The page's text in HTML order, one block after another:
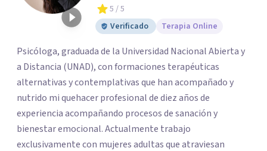
5 / 5
Verificado
Terapia Online
Psicóloga, graduada de la Universidad Nacional Abierta y
a Distancia (UNAD), con formaciones terapéuticas
alternativas y contemplativas que han acompañado y
nutrido mi quehacer profesional de diez años de
experiencia acompañando procesos de sanación y
bienestar emocional. Actualmente trabajo
exclusivamente con mujeres adultas que atraviesan